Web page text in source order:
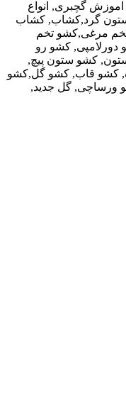
اموزش گچبری, انواع
ستون گرد,کشاب, کشاب
مرغی,کشو تخم
کشو رو
کشو ستون پیچ,
کشو قاب, کشو گل,کشو
ورساچی, گل جدید,